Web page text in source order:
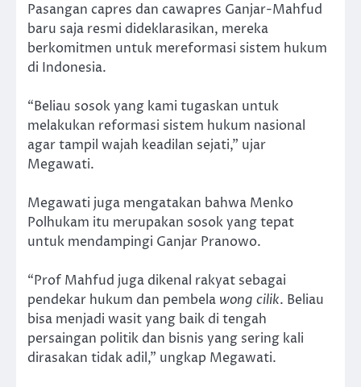
Pasangan capres dan cawapres Ganjar-Mahfud
baru saja resmi dideklarasikan, mereka
berkomitmen untuk mereformasi sistem hukum
di Indonesia.
“Beliau sosok yang kami tugaskan untuk
melakukan reformasi sistem hukum nasional
agar tampil wajah keadilan sejati,” ujar
Megawati.
Megawati juga mengatakan bahwa Menko
Polhukam itu merupakan sosok yang tepat
untuk mendampingi Ganjar Pranowo.
“Prof Mahfud juga dikenal rakyat sebagai
pendekar hukum dan pembela wong cilik. Beliau
bisa menjadi wasit yang baik di tengah
persaingan politik dan bisnis yang sering kali
dirasakan tidak adil,” ungkap Megawati.